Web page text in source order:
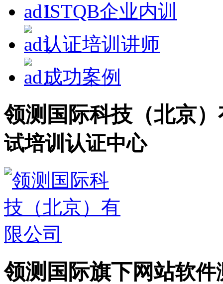
ISTQB企业内训
认证培训讲师
成功案例
领测国际科技（北京
试培训认证中心
领测国际旗下网站软件